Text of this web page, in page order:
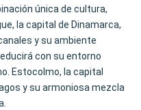
única de cultura,
la capital de Dinamarca,
y su ambiente
con su entorno
Estocolmo, la capital
y su armoniosa mezcla